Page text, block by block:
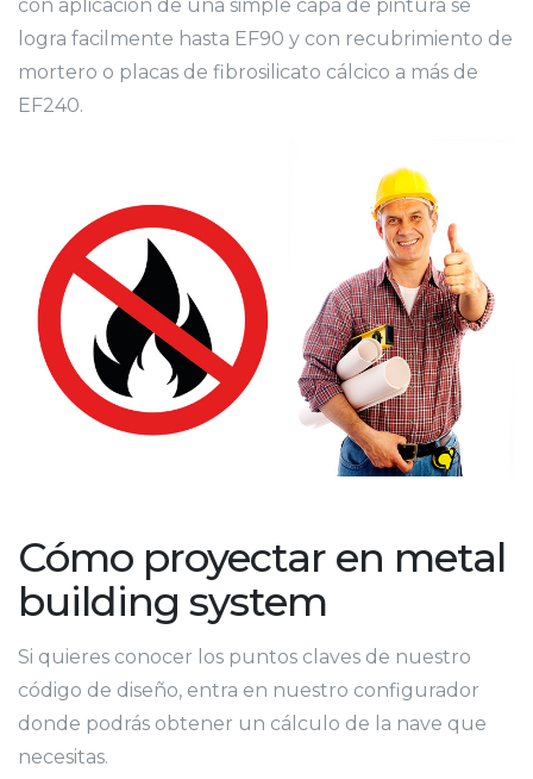
con aplicación de una simple capa de pintura se
logra facilmente hasta EF90 y con recubrimiento de
mortero o placas de fibrosilicato cálcico a más de
EF240.
Cómo proyectar en metal
building system
Si quieres conocer los puntos claves de nuestro
código de diseño, entra en nuestro configurador
donde podrás obtener un cálculo de la nave que
necesitas.